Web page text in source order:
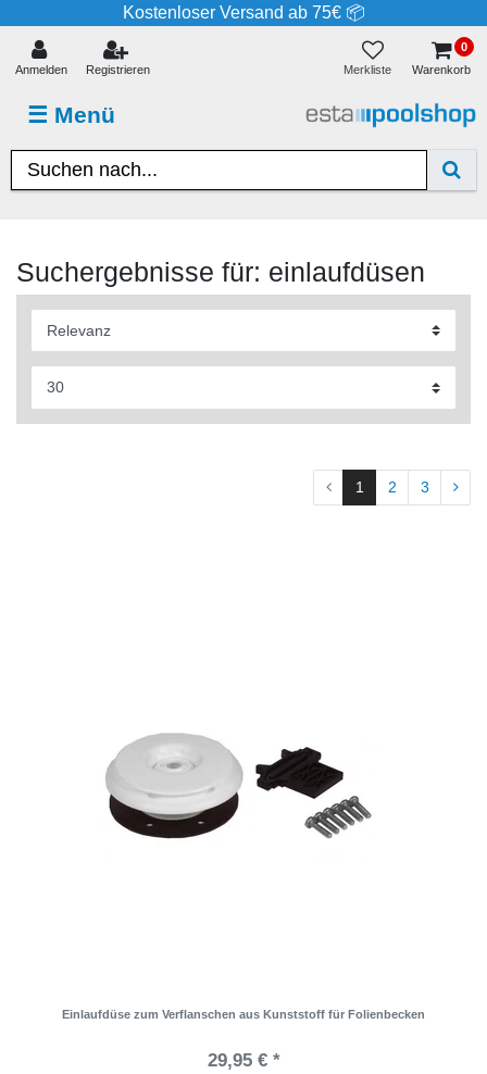
Kostenloser Versand ab 75€ 📦
☰ Menü
Anmelden Registrieren Merkliste
0
Warenkorb
Suchergebnisse für: einlaufdüsen
1 2 3
Einlaufdüse zum Verflanschen aus Kunststoff für Folienbecken
29,95 € *